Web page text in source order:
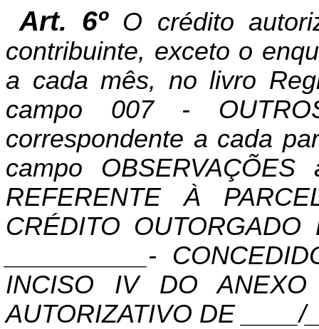
Art. 6º O crédito
contribuinte, exceto o
a cada mês, no livro
campo 007 -
correspondente a cada
campo
REFERENTE À
CRÉDITO
__________-
INCISO IV DO
AUTORIZATIVO DE ____/